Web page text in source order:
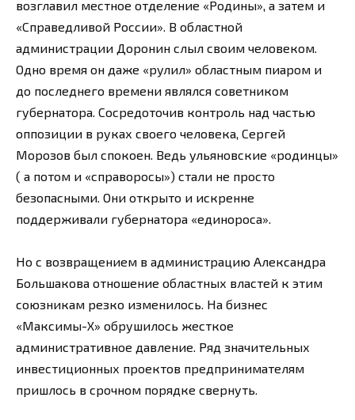
возглавил местное отделение «Родины», а затем и
«Справедливой России». В областной
администрации Доронин слыл своим человеком.
Одно время он даже «рулил» областным пиаром и
до последнего времени являлся советником
губернатора. Сосредоточив контроль над частью
оппозиции в руках своего человека, Сергей
Морозов был спокоен. Ведь ульяновские «родинцы»
( а потом и «справоросы») стали не просто
безопасными. Они открыто и искренне
поддерживали губернатора «единороса».
Но с возвращением в администрацию Александра
Большакова отношение областных властей к этим
союзникам резко изменилось. На бизнес
«Максимы-Х» обрушилось жесткое
административное давление. Ряд значительных
инвестиционных проектов предпринимателям
пришлось в срочном порядке свернуть.